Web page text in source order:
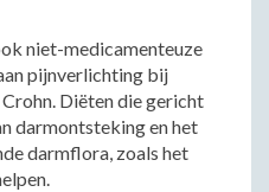
niet-medicamenteuze
pijnverlichting bij
Diëten die gericht
darmontsteking en het
darmflora, zoals het